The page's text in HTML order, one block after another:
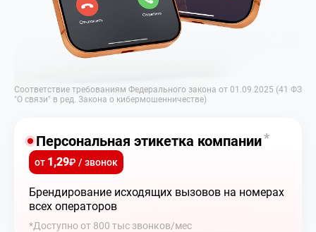
Соответствие требованиям Федерального закона от 01.09.2025 (41 ФЗ
"О связи" в ред. Закона о кибермошенничестве)
Персональная этикетка компании*
от 1,29₽ / звонок
Брендирование исходящих вызовов на номерах
всех операторов
*Доступно от 800 тыс звонков/мес